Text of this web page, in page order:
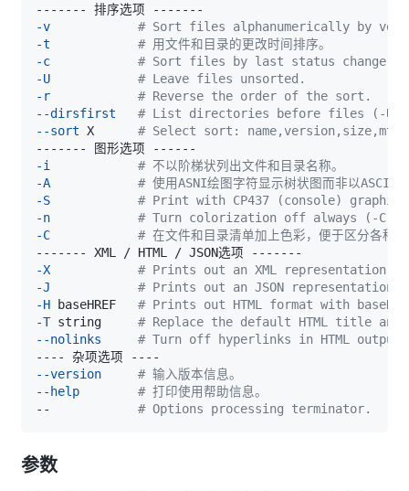
-v
# Sort files alphanumerically by
-t
# 用文件和目录的更改时间排序。
-c
# Sort files by last status change
-U
# Leave files unsorted.
-r
# Reverse the order of the sort.
--dirsfirst
# List directories before files (-U
--sort X # Select sort:
-i
# 不以阶梯状列出文件和目录名称。
-A
# 使用ASNI绘图字符显示树状图而非以ASCII
-S
# Print with CP437 (console)
-n
# Turn colorization off always (-C
-C
# 在文件和目录清单加上色彩，便于区分各种
-X
# Prints out an XML representation
-J
# Prints out an JSON representation
-H baseHREF # Prints out HTML format with
-T string # Replace the default HTML title
--nolinks
# Turn off hyperlinks in HTML output.
--version
# 输入版本信息。
--help
# 打印使用帮助信息。
-- # Options processing terminator.
参数